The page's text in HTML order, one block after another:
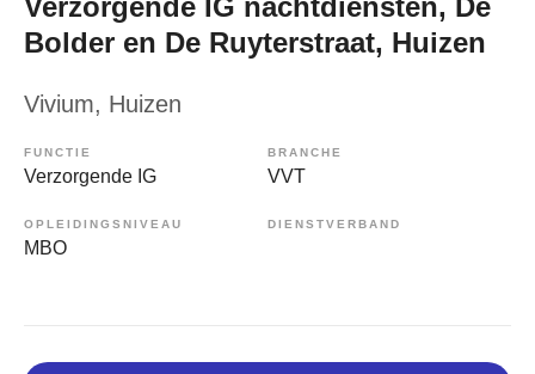
Verzorgende IG nachtdiensten, De
Bolder en De Ruyterstraat, Huizen
Vivium, Huizen
FUNCTIE
Verzorgende IG
BRANCHE
VVT
OPLEIDINGSNIVEAU
MBO
DIENSTVERBAND